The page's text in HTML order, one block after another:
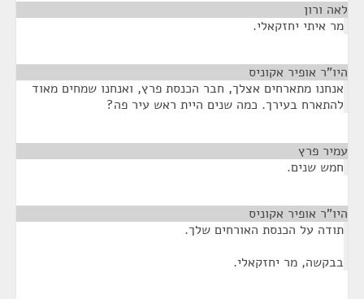
לאה ורון
מר איתי יחזקאלי.
היו"ר אופיר אקוניס
אנחנו מתארחים אצלך, חבר הכנסת פרץ, ואנחנו שמחים מאוד
להתארח בעירך. כמה שנים היית ראש עיר פה?
עמיר פרץ
חמש שנים.
היו"ר אופיר אקוניס
תודה על הכנסת האורחים שלך.
בבקשה, מר יחזקאלי.